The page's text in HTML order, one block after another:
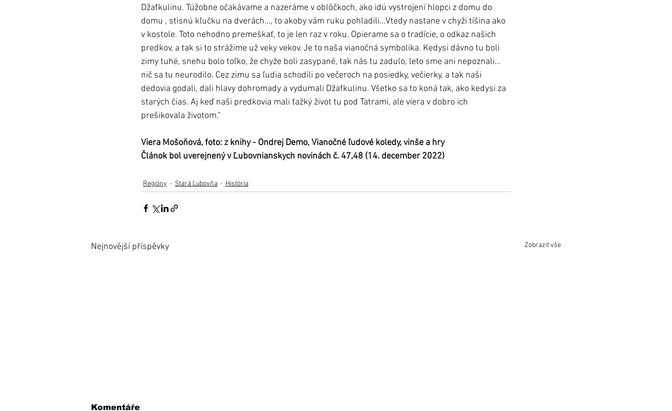
Džafkulinu. Túžobne očakávame a nazeráme v oblôčkoch, ako idú vystrojení hlopci z domu do
domu , stisnú kľučku na dverách..., to akoby vám ruku pohladili...Vtedy nastane v chyži tíšina ako
v kostole. Toto nehodno premeškať, to je len raz v roku. Opierame sa o tradície, o odkaz našich
predkov, a tak si to strážime už veky vekov. Je to naša vianočná symbolika. Kedysi dávno tu boli
zimy tuhé, snehu bolo toľko, že chyže boli zasypané, tak nás tu zadulo, leto sme ani nepoznali...
nič sa tu neurodilo. Cez zimu sa ľudia schodili po večeroch na posiedky, večierky, a tak naši
dedovia godali, dali hlavy dohromady a vydumali Džafkulinu. Všetko sa to koná tak, ako kedysi za
starých čias. Aj keď naši predkovia mali ťažký život tu pod Tatrami, ale viera v dobro ich
prešikovala životom.“
Viera Mošoňová, foto: z knihy - Ondrej Demo, Vianočné ľudové koledy, vinše a hry
Článok bol uverejnený v Ľubovnianskych novinách č. 47,48 (14. december 2022)
Regióny Stará Ľubovňa História
Nejnovější příspěvky Zobrazit vše
Komentáře